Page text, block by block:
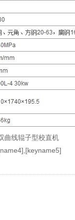
曲线辊子型校直机
[keyname5]